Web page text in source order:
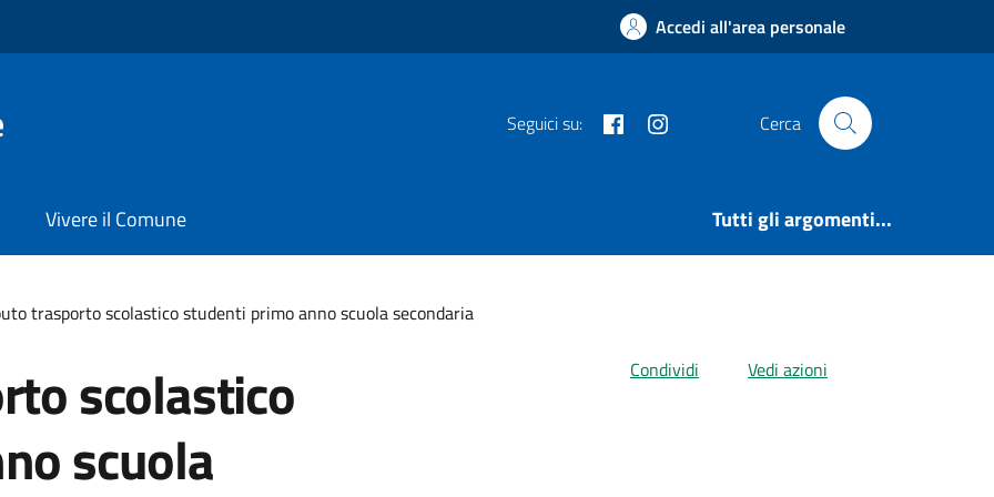
Accedi all'area personale
Seguici su: Facebook Cerca
Vivere il Comune Tutti gli argomenti...
trasporto scolastico studenti primo anno scuola secondaria
scolastico
scuola
Condividi Vedi azioni